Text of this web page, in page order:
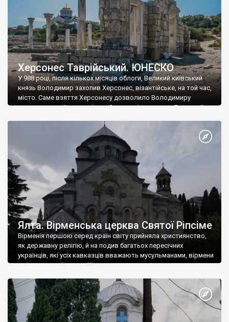
Херсонес Таврійський. ЮНЕСКО
У 988 році, після кількох місяців облоги, Великий київський
князь Володимир захопив Херсонес, візантійське, на той час,
місто. Саме взяття Херсонесу дозволило Володимиру
диктувати свої умови візантійському імператору Василю ІІ, та
Херсонесі Володимир-язичник, став Василем-християнином.
А потім було Хрещення Русі. На честь Херсонесу Таврійського
Ялта. Вірменська церква Святої Ріпсіме
Вірменія першою серед країн світу прийняла християнство,
як державну релігію, й на подив багатьох пересічних
українців, які усіх кавказців вважають мусульманами, вірмени
є відданими вірянами Христа